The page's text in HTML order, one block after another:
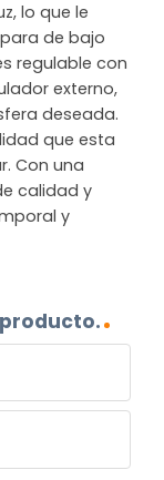
lo que le
de bajo
regulable con
externo,
deseada.
que esta
Con una
calidad y
y